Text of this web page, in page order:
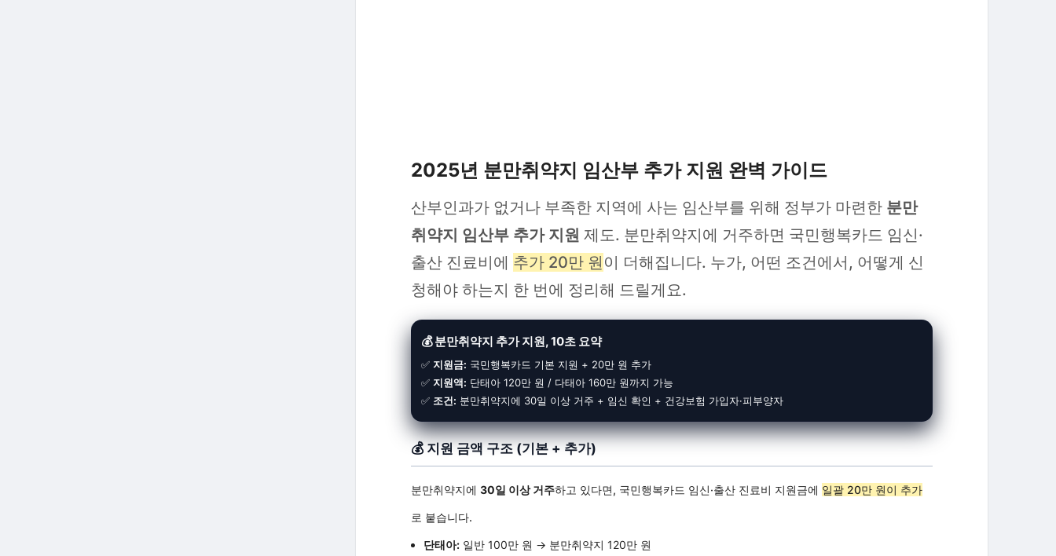
2025년 분만취약지 임산부 추가 지원 완벽 가이드
산부인과가 없거나 부족한 지역에 사는 임산부를 위해 정부가 마련한 분만
취약지 임산부 추가 지원 제도. 분만취약지에 거주하면 국민행복카드 임신·
출산 진료비에 추가 20만 원 이 더해집니다. 누가, 어떤 조건에서, 어떻게 신
청해야 하는지 한 번에 정리해 드릴게요.
💰 분만취약지 추가 지원, 10초 요약
✅ 지원금: 국민행복카드 기본 지원 + 20만 원 추가
✅ 지원액: 단태아 120만 원 / 다태아 160만 원까지 가능
✅ 조건: 분만취약지에 30일 이상 거주 + 임신 확인 + 건강보험 가입자·피부양자
💰 지원 금액 구조 (기본 + 추가)
분만취약지에 30일 이상 거주하고 있다면, 국민행복카드 임신·출산 진료비 지원금에 일괄 20만 원이 추가
로 붙습니다.
단태아:일반 100만 원 → 분만취약지 120만 원